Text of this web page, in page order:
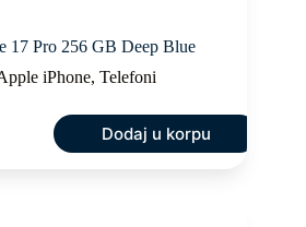
17 Pro 256 GB Deep Blue
iPhone, Telefoni
Dodaj u korpu